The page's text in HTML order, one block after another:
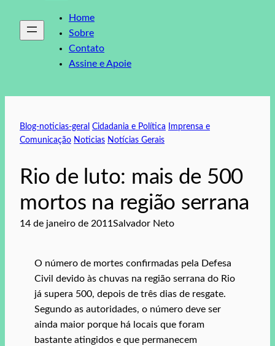
Home
Sobre
Contato
Assine e Apoie
Blog-noticias-geral Cidadania e Política
Imprensa e
Comunicação Noticias Notícias Gerais
Rio de luto: mais de 500
mortos na região serrana
14 de janeiro de 2011 Salvador Neto
O número de mortes confirmadas pela Defesa
Civil devido às chuvas na região serrana do Rio
já supera 500, depois de três dias de resgate.
Segundo as autoridades, o número deve ser
ainda maior porque há locais que foram
bastante atingidos e que permanecem